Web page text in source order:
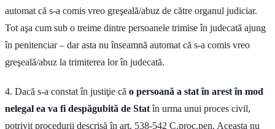
automat că s-a comis vreo greşeală/abuz de către organul judiciar.
Tot aşa cum sub o treime dintre persoanele trimise în judecată ajung
în penitenciar – dar asta nu înseamnă automat că s-a comis vreo
greşeală/abuz la trimiterea lor în judecată.
4. Dacă s-a constat în justiţie că o persoană a stat în arest în mod
nelegal ea va fi despăgubită de Statîn urma unui proces civil,
potrivit procedurii descrisă în art. 538-542 C.proc.pen. Aceasta nu